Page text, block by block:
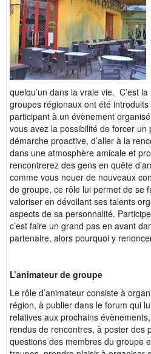
quelqu’un dans la vraie vie. C’est
groupes régionaux ont été
participant à un évènement
vous avez la possibilité de forcer
démarche proactive, d’aller à la
dans une atmosphère amicale et
rencontrerez des gens en quête
comme vous nouer de nouveaux
de groupe, ce rôle lui permet de se
valoriser en dévoilant ses talents
aspects de sa personnalité.
c’est faire un grand pas en avant
partenaire, alors pourquoi y
L’animateur de groupe
Le rôle d’animateur consiste à
région, à publier dans le forum qui
relatives aux prochains
rendus de rencontres, à poster des
questions des membres du groupe